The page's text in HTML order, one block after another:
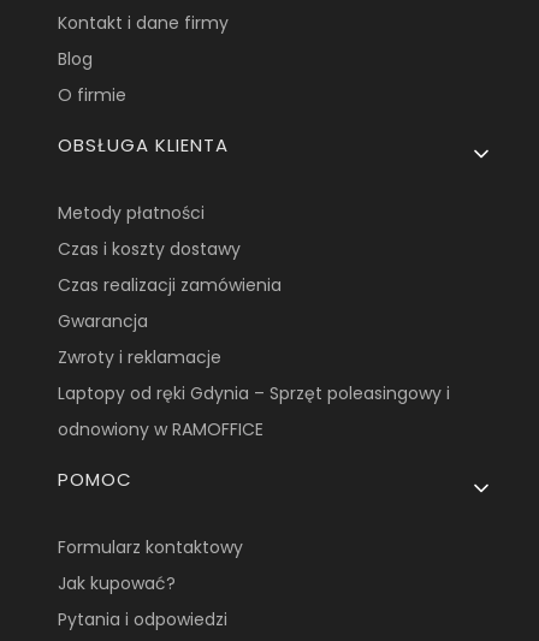
Kontakt i dane firmy
Blog
O firmie
OBSŁUGA KLIENTA
Metody płatności
Czas i koszty dostawy
Czas realizacji zamówienia
Gwarancja
Zwroty i reklamacje
Laptopy od ręki Gdynia – Sprzęt poleasingowy i
odnowiony w RAMOFFICE
POMOC
Formularz kontaktowy
Jak kupować?
Pytania i odpowiedzi